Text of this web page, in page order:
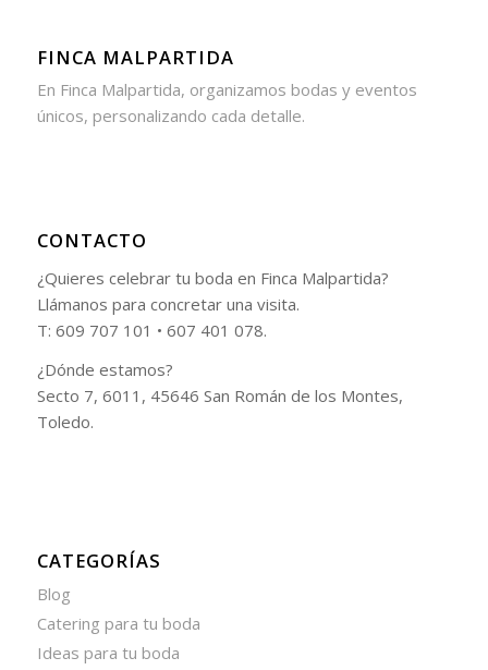
FINCA MALPARTIDA
En Finca Malpartida, organizamos bodas y eventos
únicos, personalizando cada detalle.
CONTACTO
¿Quieres celebrar tu boda en Finca Malpartida?
Llámanos para concretar una visita.
T: 609 707 101 • 607 401 078.
¿Dónde estamos?
Secto 7, 6011, 45646 San Román de los Montes,
Toledo.
CATEGORÍAS
Blog
Catering para tu boda
Ideas para tu boda